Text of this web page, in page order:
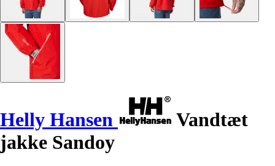
Helly Hansen
Vandtæt
jakke Sandoy